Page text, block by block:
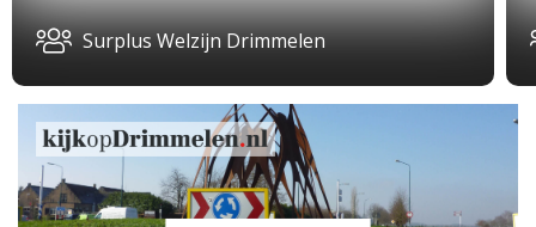
Surplus Welzijn Drimmelen